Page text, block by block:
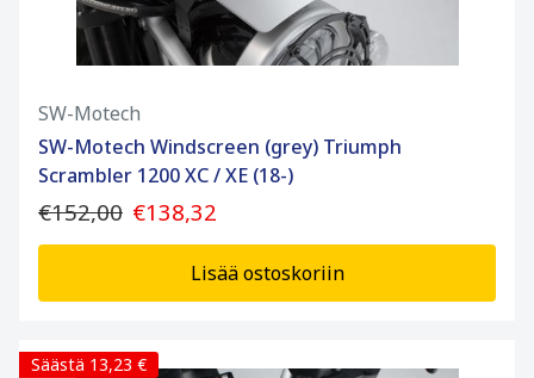
SW-Motech
SW-Motech Windscreen (grey) Triumph
Scrambler 1200 XC / XE (18-)
€152,00 €138,32
Lisää ostoskoriin
Säästä 13,23 €